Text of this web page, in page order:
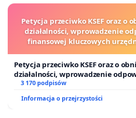
Petycja przeciwko KSEF oraz o
działalności, wprowadzenie
finansowej kluczowych
Petycja przeciwko KSEF oraz o
działalności, wprowadzenie
finansowej kluczowych
3 170 podpisów
Informacja o przejrzystości